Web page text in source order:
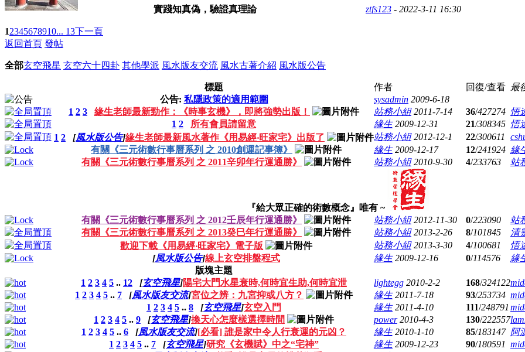
實踐知真偽，驗證真理論 ztfs123 - 2022-3-11 16:30
12345678910... 13下一頁
返回首頁 發帖
全部玄空飛星 玄空六十四卦 其他學派 風水版友交流 風水古著介紹 風水版公告
標題 作者 回復/查看 最
公告: 私隱政策的適用範圍 sysadmin 2009-6-18
1 2 3 緣生老師最新勁作：《時事玄機》，即將強勢出版！ 站務小組 2011-7-14 36/427274 悟
1 2 所有會員請留意 緣生 2009-12-31 21/308345 悟
1 2 [風水版公告]緣生老師最新風水著作《用易經‧旺家宅》出版了 站務小組 2012-12-1 22/300611
有關《三元術數行事曆系列 之 2010創運記事簿》
緣生 2009-12-17 12/241924 緣
有關《三元術數行事曆系列 之 2011辛卯年行運通勝》
站務小組 2010-9-30 4/233763 站
『給大眾正確的術數概念』唯有 ~
有關《三元術數行事曆系列 之 2012壬辰年行運通勝》
站務小組 2012-11-30 0/223090
站
有關《三元術數行事曆系列 之 2013癸巳年行運通勝》
站務小組 2013-2-26 8/101845
清
歡迎下載《用易經‧旺家宅》電子版
站務小組 2013-3-30 4/100681
悟
[風水版公告]線上玄空排盤程式 緣生 2009-12-16 0/114576
緣
版塊主題
1 2 3 4 5 .. 12 [玄空飛星]陽宅大門水星衰時,何時宜生助,何時宜泄 lightegg 2010-2-2 168/324122
1 2 3 4 5 .. 7 [風水版友交流]宮位之辨：九宮抑或八方？ 緣生 2011-7-18 93/253734
1 2 3 4 5 .. 8 [玄空飛星]玄空入門 緣生 2011-4-10 111/248791
1 2 3 4 5 .. 9 [玄空飛星]換天心怎麼樣選擇時間 power 2010-4-3 130/222557
1 2 3 4 5 .. 6 [風水版友交流][必看] 誰是家中令人行衰運的元凶？ 緣生 2010-1-10 85/183147 阿
1 2 3 4 5 .. 7 [玄空飛星]研究《玄機賦》中之“宅神” 緣生 2009-12-23 90/180591